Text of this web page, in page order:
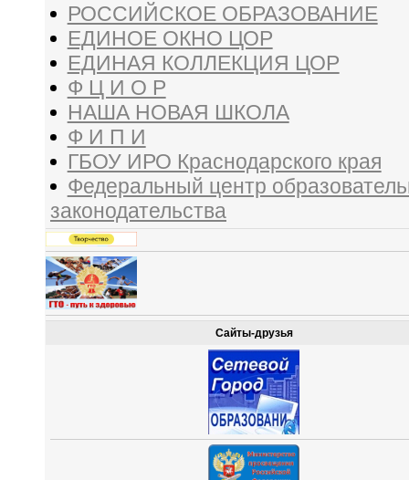
РОССИЙСКОЕ ОБРАЗОВАНИЕ
ЕДИНОЕ ОКНО ЦОР
ЕДИНАЯ КОЛЛЕКЦИЯ ЦОР
Ф Ц И О Р
НАША НОВАЯ ШКОЛА
Ф И П И
ГБОУ ИРО Краснодарского края
Федеральный центр
законодательства
Сайты-друзья